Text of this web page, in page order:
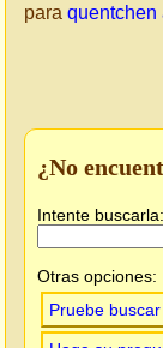
para quentchen
¿No
Intente buscarla:
Otras opciones:
Pruebe